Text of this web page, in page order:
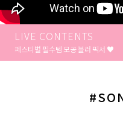
LIVE CONTENTS
페스티벌 필수템 모공 블러 픽서 ♥